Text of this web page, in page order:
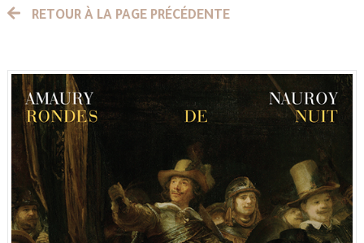
RETOUR À LA PAGE PRÉCÉDENTE